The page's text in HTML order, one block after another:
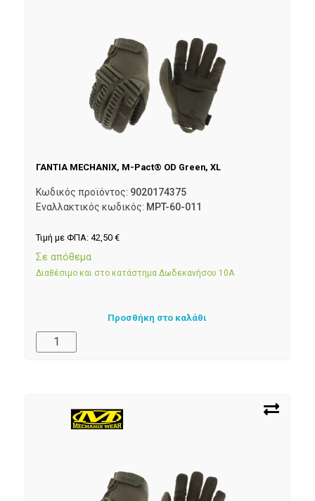
ΓΑΝΤΙΑ MECHANIX, M-Pact® OD Green, XL
Κωδικός προϊόντος: 9020174375
Εναλλακτικός κωδικός: MPT-60-011
Τιμή με ΦΠΑ: 42,50 €
Σε απόθεμα
Διαθέσιμο και στο κατάστημα Δωδεκανήσου 10Α
Προσθήκη στο καλάθι